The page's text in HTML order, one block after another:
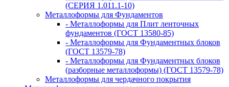
(СЕРИЯ 1.011.1-10)
Металлоформы для Фундаментов
- Металлоформы для Плит ленточных
фундаментов (ГОСТ 13580-85)
- Металлоформы для Фундаментных блоков
(ГОСТ 13579-78)
- Металлоформы для Фундаментных блоков
(разборные металлоформы) (ГОСТ 13579-78)
Металлоформы для чердачного покрытия